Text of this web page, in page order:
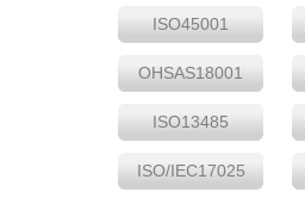
ISO45001
OHSAS18001
ISO13485
ISO/IEC17025